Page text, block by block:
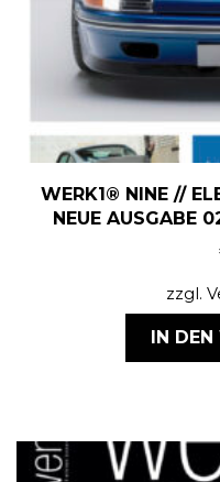
WERK1® NINE //
NEUE AUSGABE
zzgl.
IN